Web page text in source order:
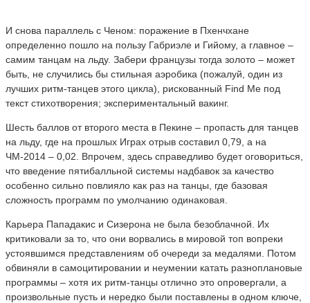
И снова параллель с Ченом: поражение в Пхенчхане
определенно пошло на пользу Габриэле и Гийому, а главное –
самим танцам на льду. Забери французы тогда золото – может
быть, не случились бы стильная аэробика (пожалуй, один из
лучших ритм-танцев этого цикла), рискованный Find Me под
текст стихотворения; экспериментальный вакинг.
Шесть баллов от второго места в Пекине – пропасть для танцев
на льду, где на прошлых Играх отрыв составил 0,79, а на
ЧМ-2014 – 0,02. Впрочем, здесь справедливо будет оговориться,
что введение пятибалльной системы надбавок за качество
особенно сильно повлияло как раз на танцы, где базовая
сложность программ по умолчанию одинаковая.
Карьера Пападакис и Сизерона не была безоблачной. Их
критиковали за то, что они ворвались в мировой топ вопреки
устоявшимся представлениям об очереди за медалями. Потом
обвиняли в самоцитировании и неумении катать разноплановые
программы – хотя их ритм-танцы отлично это опровергали, а
произвольные пусть и нередко были поставлены в одном ключе,